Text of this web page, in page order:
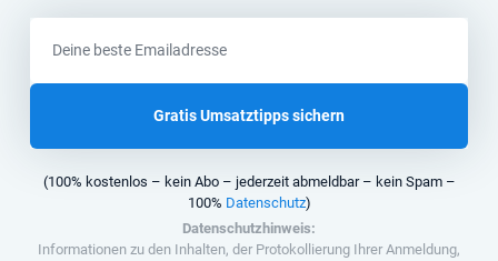
Gratis Umsatztipps sichern
(100% kostenlos – kein Abo – jederzeit abmeldbar – kein Spam –
100% Datenschutz)
Datenschutzhinweis:
Informationen zu den Inhalten, der Protokollierung Ihrer Anmeldung,